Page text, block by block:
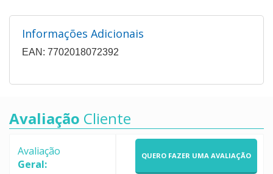
Informações Adicionais
EAN: 7702018072392
Avaliação Cliente
Avaliação
Geral:
QUERO FAZER UMA AVALIAÇÃO